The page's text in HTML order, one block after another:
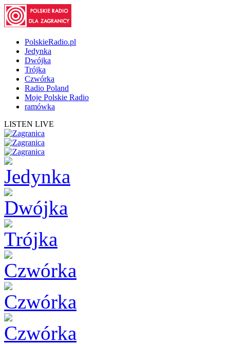
PolskieRadio.pl
Jedynka
Dwójka
Trójka
Czwórka
Radio Poland
Moje Polskie Radio
ramówka
LISTEN LIVE